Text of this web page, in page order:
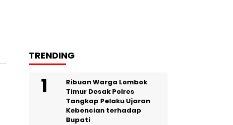
TRENDING
Ribuan Warga Lombok
Timur Desak Polres
Tangkap Pelaku Ujaran
Kebencian terhadap
Bupati